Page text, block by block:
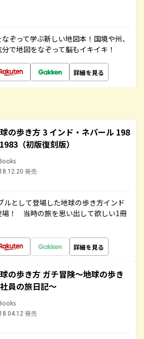
ぞって学ぶ新しい地図本！国境や州、
で地図をなぞって脳もイキイキ！
詳細を見る
の歩き方 3 インド・ネパール 198
（初版復刻版）
発売
ルとして登場した地球の歩き方インド
場！ 当時の旅を思い出して欲しい1冊
詳細を見る
の歩き方 ガチ冒険～地球の歩き
員の旅日記～
発売